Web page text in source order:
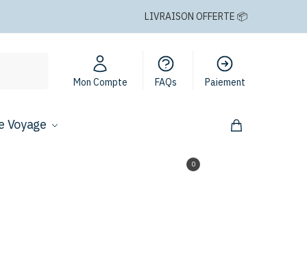
LIVRAISON OFFERTE 📦
Mon Compte FAQs Paiement
Voyage
0